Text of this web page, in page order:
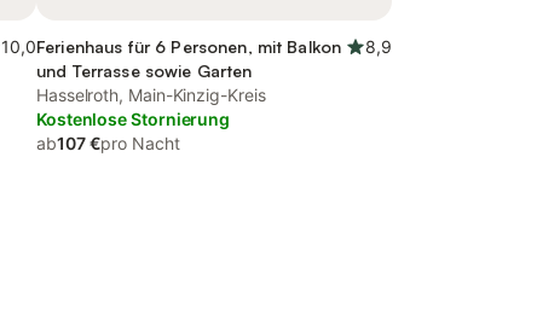
10,0Ferienhaus für 6 Personen, mit Balkon
und Terrasse sowie Garten
8,9
Hasselroth, Main-Kinzig-Kreis
Kostenlose Stornierung
ab107 €pro Nacht